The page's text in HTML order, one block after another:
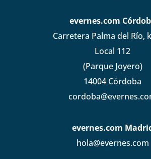
evernes.com
Carretera Palma del Río,
Local 112
(Parque Joyero)
14004 Córdoba
evernes.com
hola@evernes.com